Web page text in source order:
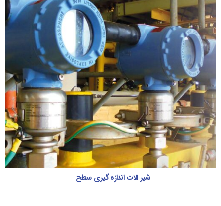
شیرهای اتوماتیکی و شیرهای اطمینان
ادامه مطلب
شیرهای اتوماتیکی و شیرهای اطمینان